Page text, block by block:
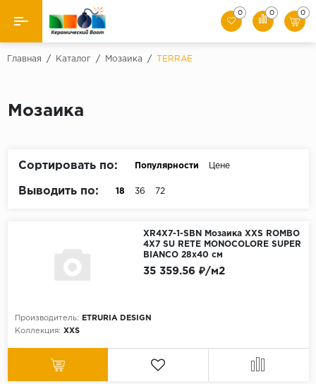
Назад
0 0 0
Главная / Каталог / Мозаика / TERRAE
Мозаика
Сортировать по: Популярности Цене
Выводить по: 18 36 72
XR4X7-1-SBN Мозаика XXS ROMBO
4X7 SU RETE MONOCOLORE SUPER
BIANCO 28x40 см
Производитель:
ETRURIA DESIGN
Коллекция: XXS
35 359.56 ₽/м2